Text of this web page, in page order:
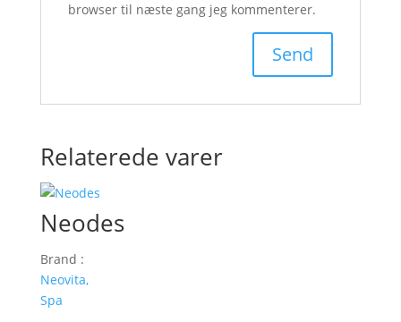
browser til næste gang jeg kommenterer.
Relaterede varer
Neodes
Brand :
Neovita,
Spa